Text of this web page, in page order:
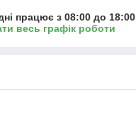
працює з 08:00 до 18:00
весь графік роботи